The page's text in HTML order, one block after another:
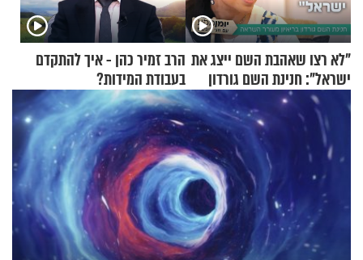
"לא רצו שאהבת השם ייצג את
ישראל": חנינת השם גורדון
בריאיון מעורר השראה
הרב זמיר כהן - איך להתקדם
בעבודת המידות?